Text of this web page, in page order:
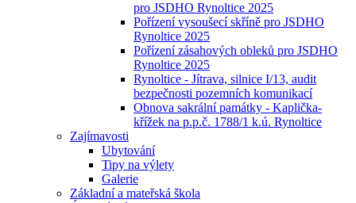
pro JSDHO Rynoltice 2025
Pořízení vysoušecí skříně pro JSDHO
Rynoltice 2025
Pořízení zásahových obleků pro JSDHO
Rynoltice 2025
Rynoltice - Jítrava, silnice I/13, audit
bezpečnosti pozemních komunikací
Obnova sakrální památky - Kaplička-
křížek na p.p.č. 1788/1 k.ú. Rynoltice
Zajímavosti
Ubytování
Tipy na výlety
Galerie
Základní a mateřská škola